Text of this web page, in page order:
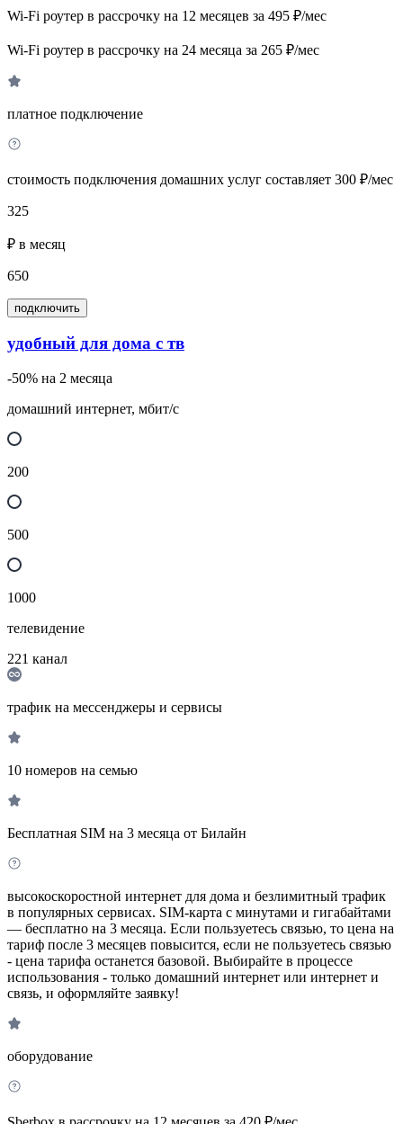
Wi-Fi роутер в рассрочку на 12 месяцев за 495 ₽/мес
Wi-Fi роутер в рассрочку на 24 месяца за 265 ₽/мес
платное подключение
стоимость подключения домашних услуг составляет 300 ₽/мес
325
₽ в месяц
650
подключить
удобный для дома с тв
-50% на 2 месяца
домашний интернет, мбит/с
200
500
1000
телевидение
221 канал
трафик на мессенджеры и сервисы
10 номеров на семью
Бесплатная SIM на 3 месяца от Билайн
высокоскоростной интернет для дома и безлимитный трафик
в популярных сервисах. SIM-карта с минутами и гигабайтами
— бесплатно на 3 месяца. Если пользуетесь связью, то цена на
тариф после 3 месяцев повысится, если не пользуетесь связью
- цена тарифа останется базовой. Выбирайте в процессе
использования - только домашний интернет или интернет и
связь, и оформляйте заявку!
оборудование